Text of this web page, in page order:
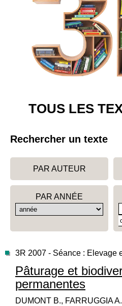
TOUS LES
Rechercher un texte
PAR AUTEUR
PAR ANNÉE
3R 2007 - Séance : Elevage
Pâturage et
permanentes
DUMONT B., FARRUGGIA